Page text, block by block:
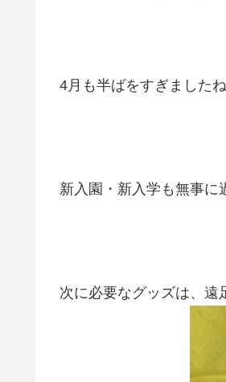
4月も半ばをすぎましたね
新入園・新入学も無事に
次に必要なグッズは、遠